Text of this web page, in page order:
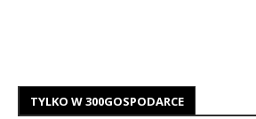
TYLKO W 300GOSPODARCE